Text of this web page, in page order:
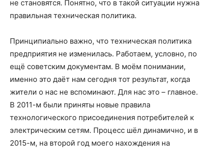
не становятся. Понятно, что в такой ситуации нужна
правильная техническая политика.
Принципиально важно, что техническая политика
предприятия не изменилась. Работаем, условно, по
ещё советским документам. В моём понимании,
именно это даёт нам сегодня тот результат, когда
жители о нас не вспоминают. Для нас это – главное.
В 2011-м были приняты новые правила
технологического присоединения потребителей к
электрическим сетям. Процесс шёл динамично, и в
2015-м, на второй год моего нахождения на